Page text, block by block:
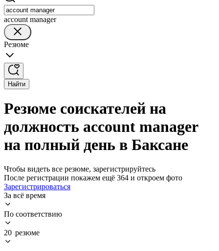
account manager
Резюме
Найти
Резюме соискателей на
должность account manager
на полный день в Баксане
Чтобы видеть все резюме, зарегистрируйтесь
После регистрации покажем ещё 364 и откроем фото
Зарегистрироваться
За всё время
По соответствию
20 резюме